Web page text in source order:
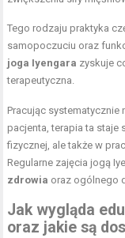
Tego rodzaju praktyka
samopoczuciu oraz
joga Iyengara zyskuje
terapeutyczna.
Pracując
pacjenta, terapia ta staje
fizycznej, ale także w
Regularne zajęcia jogą
zdrowia oraz ogólnego
Jak wygląda
oraz jakie są